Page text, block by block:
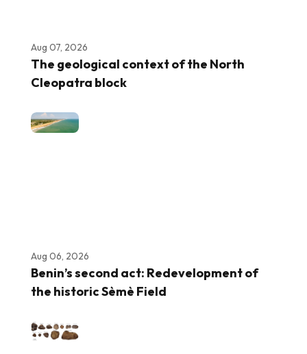
Aug 07, 2026
The geological context of the North
Cleopatra block
Aug 06, 2026
Benin’s second act: Redevelopment of
the historic Sèmè Field